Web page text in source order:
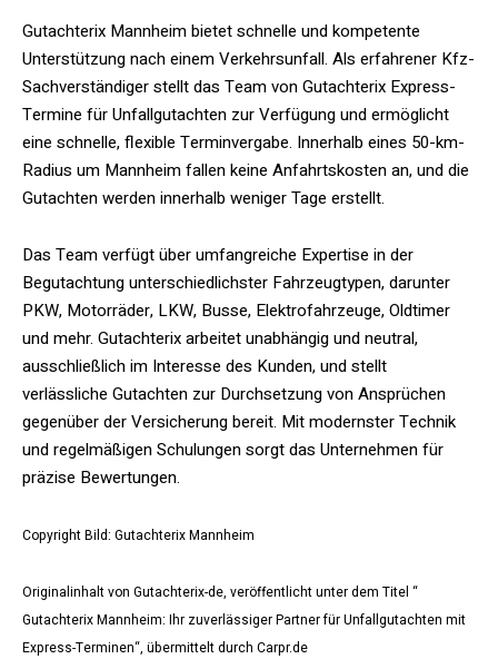
Gutachterix Mannheim bietet schnelle und kompetente
Unterstützung nach einem Verkehrsunfall. Als erfahrener Kfz-
Sachverständiger stellt das Team von Gutachterix Express-
Termine für Unfallgutachten zur Verfügung und ermöglicht
eine schnelle, flexible Terminvergabe. Innerhalb eines 50-km-
Radius um Mannheim fallen keine Anfahrtskosten an, und die
Gutachten werden innerhalb weniger Tage erstellt.
Das Team verfügt über umfangreiche Expertise in der
Begutachtung unterschiedlichster Fahrzeugtypen, darunter
PKW, Motorräder, LKW, Busse, Elektrofahrzeuge, Oldtimer
und mehr. Gutachterix arbeitet unabhängig und neutral,
ausschließlich im Interesse des Kunden, und stellt
verlässliche Gutachten zur Durchsetzung von Ansprüchen
gegenüber der Versicherung bereit. Mit modernster Technik
und regelmäßigen Schulungen sorgt das Unternehmen für
präzise Bewertungen.
Copyright Bild: Gutachterix Mannheim
Originalinhalt von Gutachterix-de, veröffentlicht unter dem Titel “
Gutachterix Mannheim: Ihr zuverlässiger Partner für Unfallgutachten mit
Express-Terminen“, übermittelt durch Carpr.de